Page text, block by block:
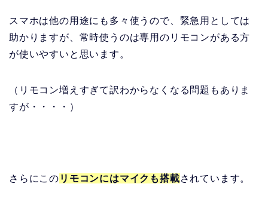
スマホは他の用途にも多々使うので、緊急用としては
助かりますが、常時使うのは専用のリモコンがある方
が使いやすいと思います。
（リモコン増えすぎて訳わからなくなる問題もありま
すが・・・・）
さらにこの リモコンにはマイクも搭載されています。